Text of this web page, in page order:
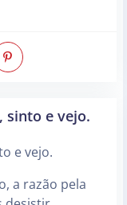
sinto e vejo.
e vejo.